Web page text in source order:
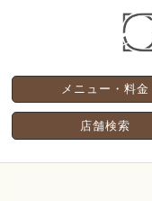
メニュー・料金
店舗検索